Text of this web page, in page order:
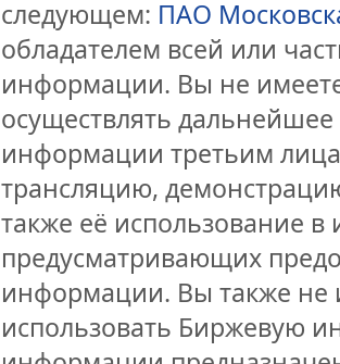
следующем: ПАО
обладателем всей или
информации. Вы не
осуществлять
информации третьим
трансляцию,
также её использование
предусматривающих
информации. Вы также не
использовать Биржевую